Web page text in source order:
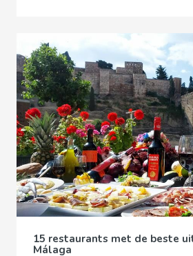
15 restaurants met de beste
Málaga